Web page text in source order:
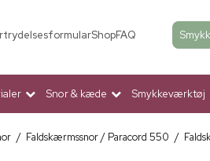
ShopFAQ
Snor & kæde Smykkeværktøj
/ Faldskærmssnor / Paracord 550 /